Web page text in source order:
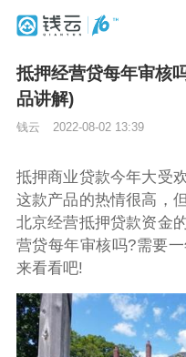
抵押经营贷每年审核
品讲解)
钱云 2022-08-02 13:39
抵押商业贷款今年大受
这款产品的热情很高，
北京经营抵押贷款资金
营贷每年审核吗?需要
来看看吧!